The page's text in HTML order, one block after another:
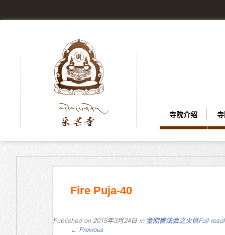
寺院介绍
Fire Puja-40
Published on 2015年3月24日in 金刚橛法会之火供Full
← Previous